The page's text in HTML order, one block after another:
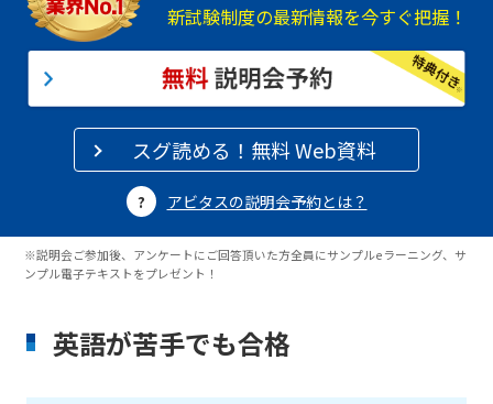
新試験制度の最新情報を今すぐ把握！
スグ読める！無料 Web資料
アビタスの説明会予約とは？
※説明会ご参加後、アンケートにご回答頂いた方全員にサンプルeラーニング、サ
ンプル電子テキストをプレゼント！
英語が苦手でも合格